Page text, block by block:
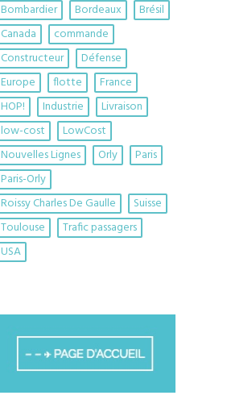
Bombardier
Bordeaux
Brésil
Canada
commande
Constructeur
Défense
Europe
flotte
France
HOP!
Industrie
Livraison
low-cost
LowCost
Nouvelles Lignes
Orly
Paris
Paris-Orly
Roissy Charles De Gaulle
Suisse
Toulouse
Trafic passagers
USA